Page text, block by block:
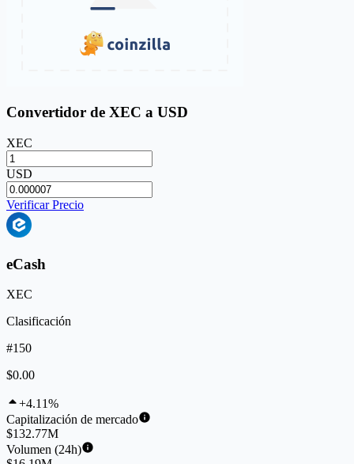
Convertidor de XEC a USD
XEC
USD
Verificar Precio
eCash
XEC
Clasificación
#150
$0.00
+4.11%
Capitalización de mercado
$132.77M
Volumen (24h)